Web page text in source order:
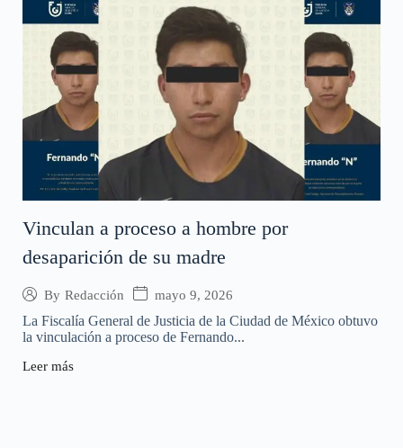
Vinculan a proceso a hombre por
desaparición de su madre
By Redacción mayo 9, 2026
La Fiscalía General de Justicia de la Ciudad de México obtuvo
la vinculación a proceso de Fernando...
Leer más